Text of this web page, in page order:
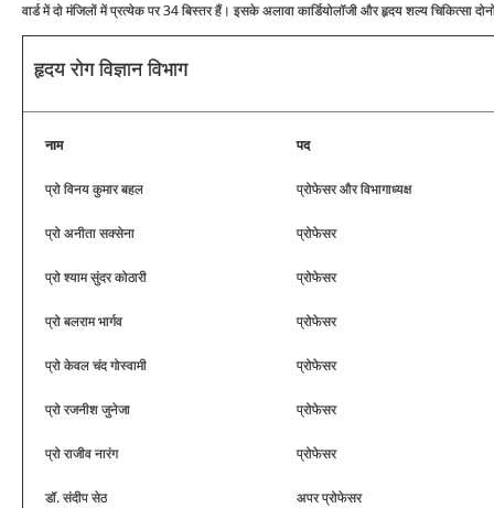
वार्ड में दो मंजिलों में प्रत्येक पर 34 बिस्‍तर हैं। इसके अलावा कार्डियोलॉजी और हृदय शल्य चिकित्सा
हृदय रोग विज्ञान विभाग
नाम पद
प्रो विनय कुमार बहल प्रोफेसर और विभागाध्‍यक्ष
प्रो अनीता सक्सेना प्रोफेसर
प्रो श्याम सुंदर कोठारी प्रोफेसर
प्रो बलराम भार्गव प्रोफेसर
प्रो केवल चंद गोस्वामी प्रोफेसर
प्रो रजनीश जुनेजा प्रोफेसर
प्रो राजीव नारंग प्रोफेसर
डॉ. संदीप सेठ अपर प्रोफेसर